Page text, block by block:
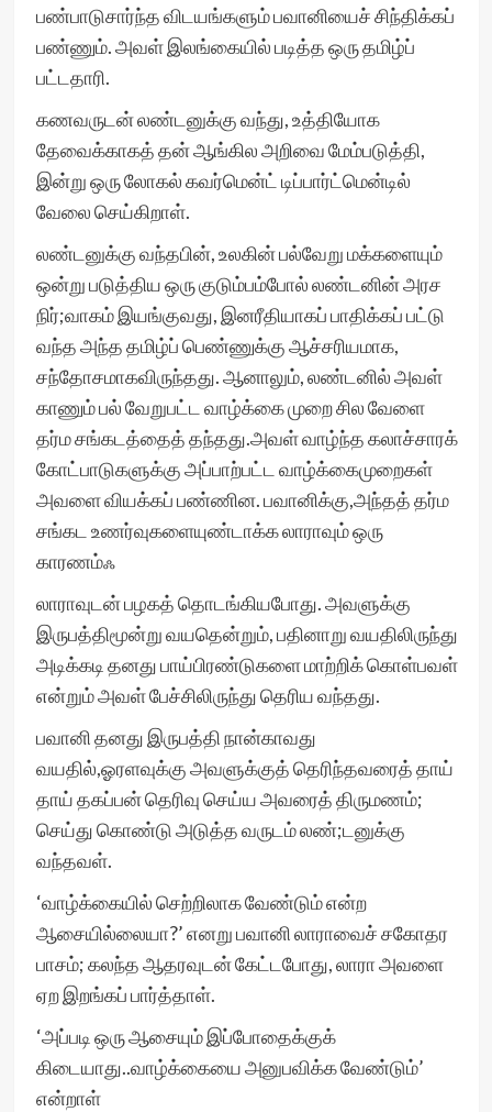
பண்பாடுசார்ந்த விடயங்களும் பவானியைச் சிந்திக்கப்
பண்ணும். அவள் இலங்கையில் படித்த ஒரு தமிழ்ப்
பட்டதாரி.
கணவருடன் லண்டனுக்கு வந்து, உத்தியோக
தேவைக்காகத் தன் ஆங்கில அறிவை மேம்படுத்தி,
இன்று ஒரு லோகல் கவர்மென்ட் டிப்பார்ட்மென்டில்
வேலை செய்கிறாள்.
லண்டனுக்கு வந்தபின், உலகின் பல்வேறு மக்களையும்
ஒன்று படுத்திய ஒரு குடும்பம்போல் லண்டனின் அரச
நிர்;வாகம் இயங்குவது, இனரீதியாகப் பாதிக்கப் பட்டு
வந்த அந்த தமிழ்ப் பெண்ணுக்கு ஆச்சரியமாக,
சந்தோசமாகவிருந்தது. ஆனாலும், லண்டனில் அவள்
காணும் பல் வேறுபட்ட வாழ்க்கை முறை சில வேளை
தர்ம சங்கடத்தைத் தந்தது.அவள் வாழ்ந்த கலாச்சாரக்
கோட்பாடுகளுக்கு அப்பாற்பட்ட வாழ்க்கைமுறைகள்
அவளை வியக்கப் பண்ணின. பவானிக்கு,அந்தத் தர்ம
சங்கட உணர்வுகளையுண்டாக்க லாராவும் ஒரு
காரணம்ஃ
லாராவுடன் பழகத் தொடங்கியபோது. அவளுக்கு
இருபத்திமூன்று வயதென்றும், பதினாறு வயதிலிருந்து
அடிக்கடி தனது பாய்பிரண்டுகளை மாற்றிக் கொள்பவள்
என்றும் அவள் பேச்சிலிருந்து தெரிய வந்தது.
பவானி தனது இருபத்தி நான்காவது
வயதில்,ஓரளவுக்கு அவளுக்குத் தெரிந்தவரைத் தாய்
தாய் தகப்பன் தெரிவு செய்ய அவரைத் திருமணம்;
செய்து கொண்டு அடுத்த வருடம் லண்;டனுக்கு
வந்தவள்.
‘வாழ்க்கையில் செற்றிலாக வேண்டும் என்ற
ஆசையில்லையா?’ எனறு பவானி லாராவைச் சகோதர
பாசம்; கலந்த ஆதரவுடன் கேட்டபோது, லாரா அவளை
ஏற இறங்கப் பார்த்தாள்.
‘அப்படி ஒரு ஆசையும் இப்போதைக்குக்
கிடையாது..வாழ்க்கையை அனுபவிக்க வேண்டும்’
என்றாள்